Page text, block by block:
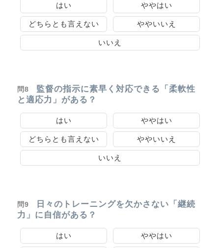
はい ややはい
どちらとも言えない ややいいえ
いいえ
問8
監督の指示に素早く対応できる「柔軟性
と適応力」がある？
はい ややはい
どちらとも言えない ややいいえ
いいえ
問9
日々のトレーニングを欠かさない「継続
力」に自信がある？
はい ややはい